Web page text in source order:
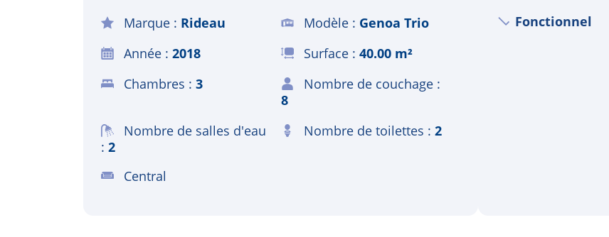
Marque Rideau Modèle
Genoa Trio
Année
2018 Surface
40.00 m²
Chambres
3
Nombre de couchage
8
Nombre de salles d'eau
2
Nombre de toilettes 2
Central
Fonctionnel